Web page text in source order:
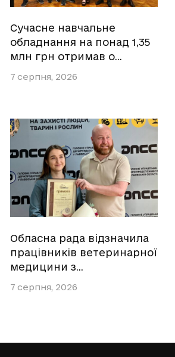
Сучасне навчальне
обладнання на понад 1,35
млн грн отримав о…
7 серпня, 2026
Обласна рада відзначила
працівників ветеринарної
медицини з…
7 серпня, 2026